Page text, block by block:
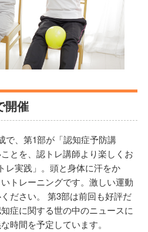
開催
で、第1部が「認知症予防講
とを、認トレ講師より楽しくお
レ実践」。頭と身体に汗をか
トレーニングです。激しい運動
ださい。 第3部は前回も好評だ
症に関する世の中のニュースに
時間を予定しています。